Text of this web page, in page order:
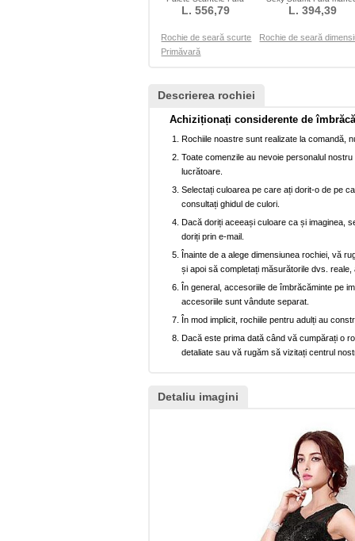
mâneci Mediu
L. 556,79
Înstelat Paiete
L. 394,39
Rochie de seară scurte Rochie de seară
Primăvară
Descrierea rochiei
Achiziționați considerente de
Rochiile noastre sunt realizate la comandă,
Toate comenzile au nevoie personalul
lucrătoare.
Selectați culoarea pe care ați dorit-o de pe
consultați ghidul de culori.
Dacă doriți aceeași culoare ca și imaginea,
doriți prin e-mail.
Înainte de a alege dimensiunea rochiei, vă
și apoi să completați măsurătorile dvs.
În general, accesoriile de îmbrăcăminte pe
accesoriile sunt vândute separat.
În mod implicit, rochiile pentru adulți au
Dacă este prima dată când vă cumpărați o
detaliate sau vă rugăm să vizitați centrul
Detaliu imagini